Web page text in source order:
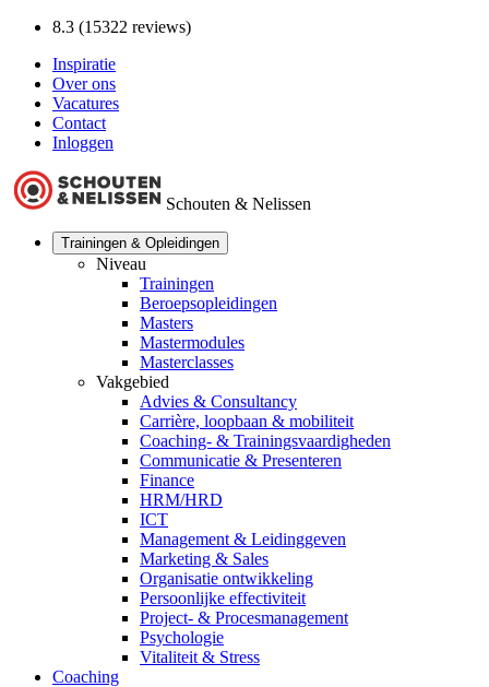
8.3 (15322 reviews)
Inspiratie
Over ons
Vacatures
Contact
Inloggen
Schouten & Nelissen
Trainingen & Opleidingen
Niveau
Trainingen
Beroepsopleidingen
Masters
Mastermodules
Masterclasses
Vakgebied
Advies & Consultancy
Carrière, loopbaan & mobiliteit
Coaching- & Trainingsvaardigheden
Communicatie & Presenteren
Finance
HRM/HRD
ICT
Management & Leidinggeven
Marketing & Sales
Organisatie ontwikkeling
Persoonlijke effectiviteit
Project- & Procesmanagement
Psychologie
Vitaliteit & Stress
Coaching